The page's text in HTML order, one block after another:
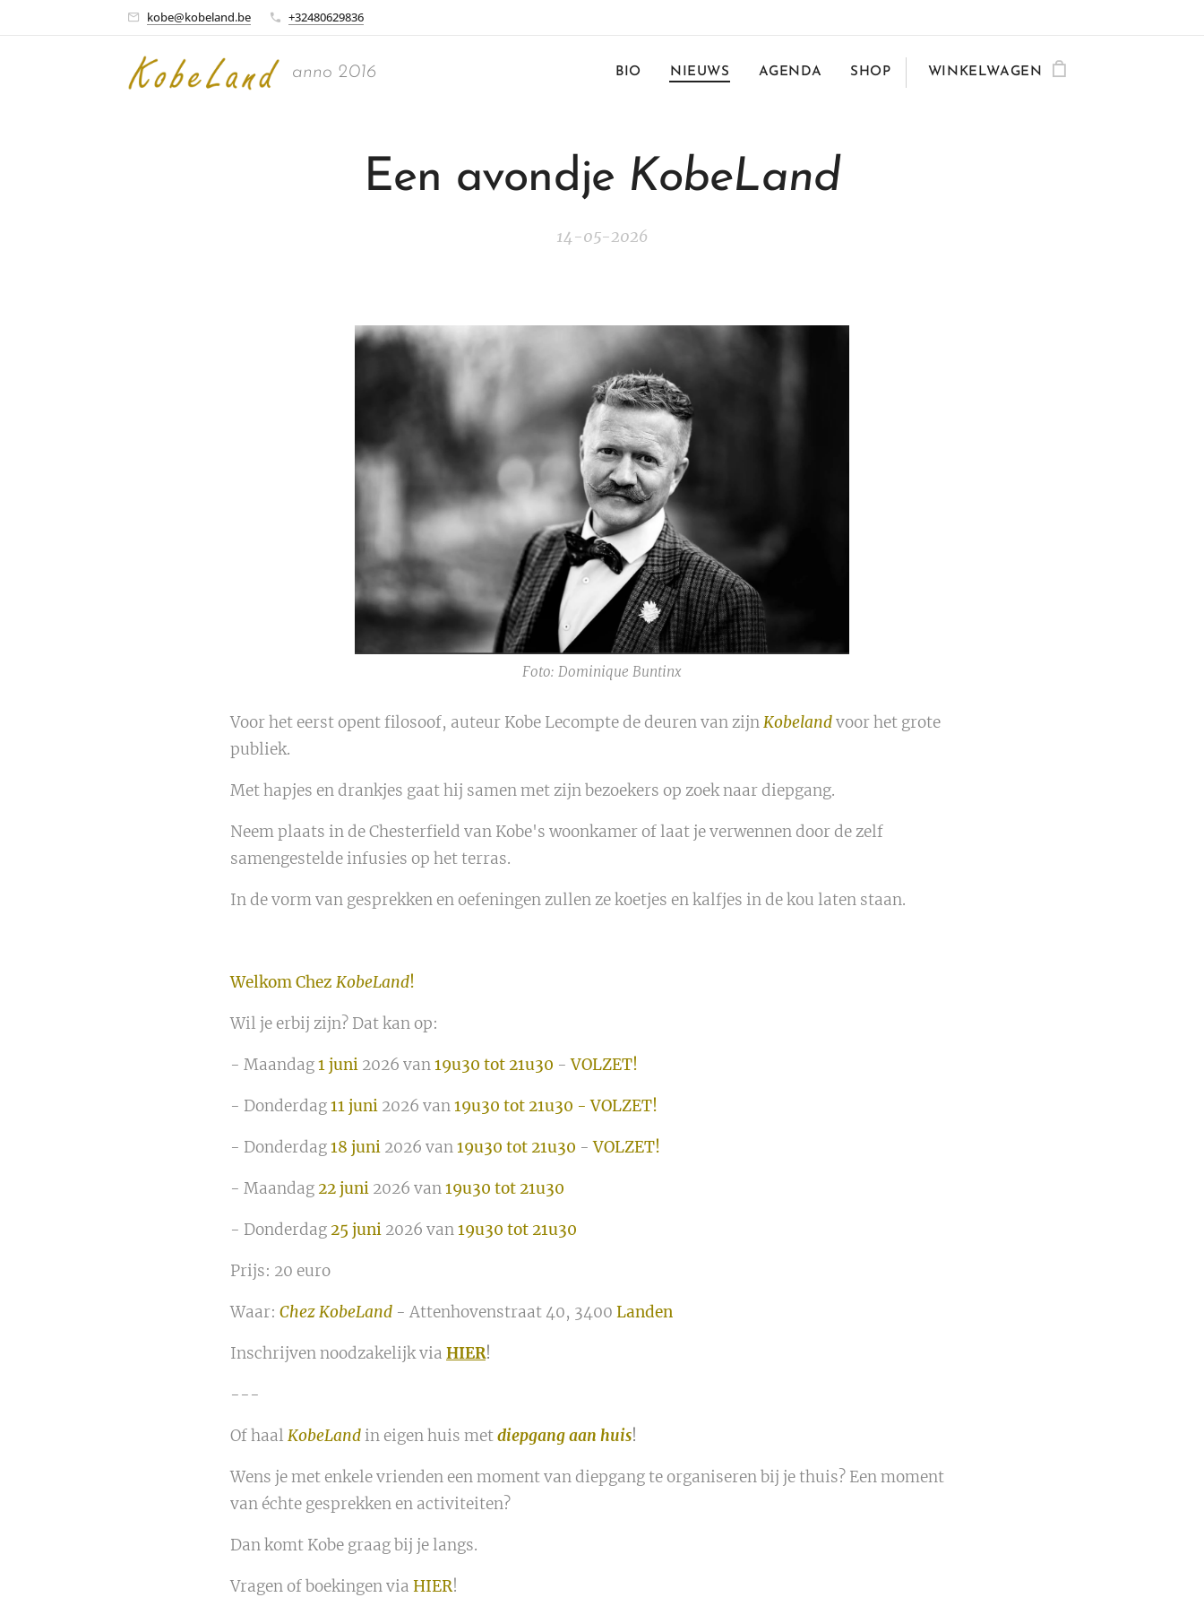
kobe@kobeland.be +32480629836
anno 2016 BIO NIEUWS AGENDA SHOP WINKELWAGEN
Een avondje KobeLand
14-05-2026
Foto: Dominique Buntinx
Voor het eerst opent filosoof, auteur Kobe Lecompte de deuren van zijnKobelandvoor het grote
publiek.
Met hapjes en drankjes gaat hij samen met zijn bezoekers op zoek naar diepgang.
​Neem plaats in de Chesterfield van Kobe's woonkamer of laat je verwennen door de zelf
samengestelde infusies op het terras.
In de vorm van gesprekken en oefeningen zullen ze koetjes en kalfjes in de kou laten staan.
Welkom Chez KobeLand!
Wil je erbij zijn? Dat kan op:
- Maandag1 juni 2026 van19u30 tot 21u30 -VOLZET!
- Donderdag11 juni 2026 van19u30 tot 21u30 - VOLZET!
- Donderdag18 juni 2026 van19u30 tot 21u30 -VOLZET!
- Maandag 22 juni 2026 van19u30 tot 21u30
- Donderdag 25 juni 2026 van19u30 tot 21u30
Prijs: 20 euro
Waar: Chez KobeLand - Attenhovenstraat 40, 3400 Landen
Inschrijven noodzakelijk via HIER!
---
Of haal KobeLandin eigen huis metdiepgang aan huis!
Wens je met enkele vrienden een moment van diepgang te organiseren bij je thuis? Een moment
van échte gesprekken en activiteiten?
Dan komt Kobe graag bij je langs.
Vragen of boekingen via HIER!